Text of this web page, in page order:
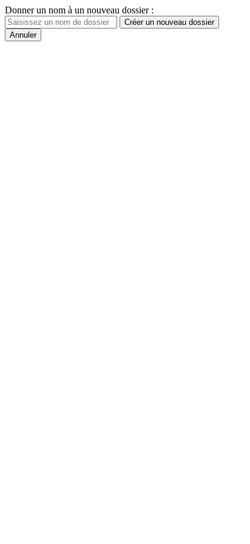
Donner un nom à un nouveau dossier :
Créer un nouveau dossier
Annuler